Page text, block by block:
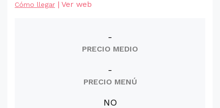
Cómo llegar | Ver web
-
PRECIO MEDIO
-
PRECIO MENÚ
NO